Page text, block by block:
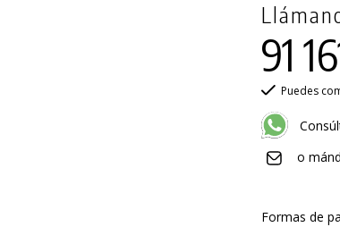
91
Puedes
o
Formas de